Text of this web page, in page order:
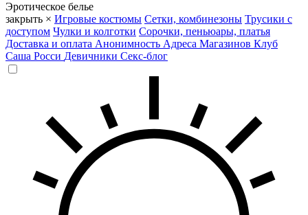
Эротическое белье
закрыть × Игровые костюмы Сетки, комбинезоны Трусики с
доступом Чулки и колготки Сорочки, пеньюары, платья
Доставка и оплата Анонимность Адреса Магазинов Клуб
Саша Росси Девичники Секс-блог